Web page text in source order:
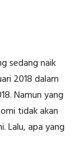
sedang naik
2018 dalam
Namun yang
tidak akan
Lalu, apa yang